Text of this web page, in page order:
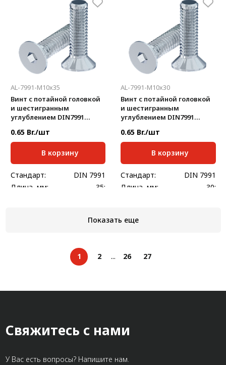
AL-7991-M10х35
Винт с потайной головкой
и шестигранным
углублением DIN7991
0.65 Br./шт
В корзину
Стандарт:
DIN 7991
Длина, мм:
35;
AL-7991-M10х30
Винт с потайной головкой
и шестигранным
углублением DIN7991
0.65 Br./шт
В корзину
Стандарт:
DIN 7991
Длина, мм:
30;
Показать еще
1 2 ... 26 27
Свяжитесь с нами
У Вас есть вопросы? Напишите нам.